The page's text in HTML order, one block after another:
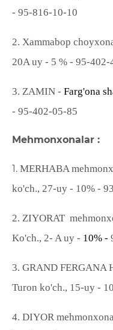
- 95-816-10-10
2. Xammabop
20A uy - 5 % - 95-402-
3. ZAMIN - Farg'ona
- 95-402-05-85
Mehmonxonalar :
1. MERHABA
ko'ch., 27-uy - 10% -
2. ZIYORAT
Ko'ch., 2- A uy - 10% -
3. GRAND FERGANA
Turon ko'ch., 15-uy -
4. DIYOR